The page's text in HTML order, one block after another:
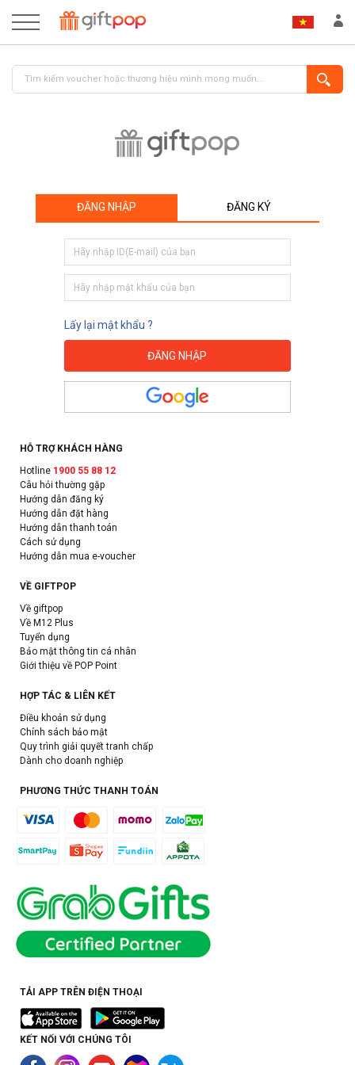
ĐĂNG NHẬP ĐĂNG KÝ
Lấy lại mật khẩu ?
HỖ TRỢ KHÁCH HÀNG
Hotline 1900 55 88 12
Câu hỏi thường gặp
Hướng dẫn đăng ký
Hướng dẫn đặt hàng
Hướng dẫn thanh toán
Cách sử dụng
Hướng dẫn mua e-voucher
VỀ GIFTPOP
Về giftpop
Về M12 Plus
Tuyển dụng
Bảo mật thông tin cá nhân
Giới thiệu về POP Point
HỢP TÁC & LIÊN KẾT
Điều khoản sử dụng
Chính sách bảo mật
Quy trình giải quyết tranh chấp
Dành cho doanh nghiệp
PHƯƠNG THỨC THANH TOÁN
TẢI APP TRÊN ĐIỆN THOẠI
KẾT NỐI VỚI CHÚNG TÔI